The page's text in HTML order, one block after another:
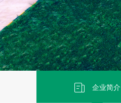
企业简介